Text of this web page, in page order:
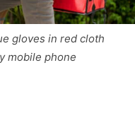
gloves in red cloth
mobile phone